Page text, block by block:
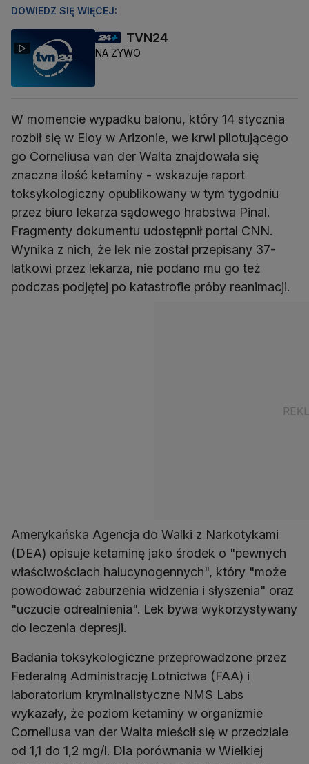
DOWIEDZ SIĘ WIĘCEJ:
TVN24
NA ŻYWO
W momencie wypadku balonu, który 14 stycznia
rozbił się w Eloy w Arizonie, we krwi pilotującego
go Corneliusa van der Walta znajdowała się
znaczna ilość ketaminy - wskazuje raport
toksykologiczny opublikowany w tym tygodniu
przez biuro lekarza sądowego hrabstwa Pinal.
Fragmenty dokumentu udostępnił portal CNN.
Wynika z nich, że lek nie został przepisany 37-
latkowi przez lekarza, nie podano mu go też
podczas podjętej po katastrofie próby reanimacji.
Amerykańska Agencja do Walki z Narkotykami
(DEA) opisuje ketaminę jako środek o "pewnych
właściwościach halucynogennych", który "może
powodować zaburzenia widzenia i słyszenia" oraz
"uczucie odrealnienia". Lek bywa wykorzystywany
do leczenia depresji.
Badania toksykologiczne przeprowadzone przez
Federalną Administrację Lotnictwa (FAA) i
laboratorium kryminalistyczne NMS Labs
wykazały, że poziom ketaminy w organizmie
Corneliusa van der Walta mieścił się w przedziale
od 1,1 do 1,2 mg/l. Dla porównania w Wielkiej